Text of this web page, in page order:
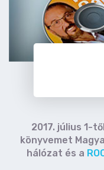
2017. július 1-
könyvemet
hálózat és a